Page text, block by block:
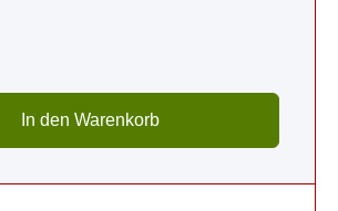
In den Warenkorb